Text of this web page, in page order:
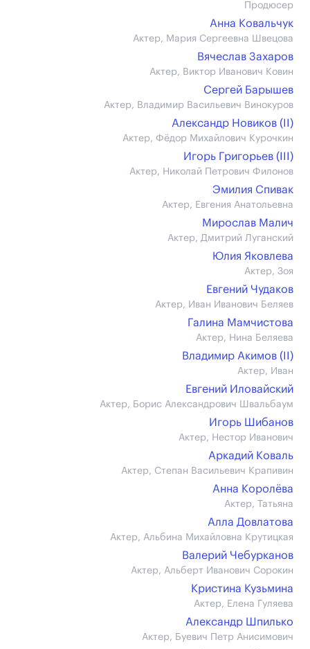
Продюсер
Анна Ковальчук
Актер, Мария Сергеевна Швецова
Вячеслав Захаров
Актер, Виктор Иванович Ковин
Сергей Барышев
Актер, Владимир Васильевич Винокуров
Александр Новиков (II)
Актер, Фёдор Михайлович Курочкин
Игорь Григорьев (III)
Актер, Николай Петрович Филонов
Эмилия Спивак
Актер, Евгения Анатольевна
Мирослав Малич
Актер, Дмитрий Луганский
Юлия Яковлева
Актер, Зоя
Евгений Чудаков
Актер, Иван Иванович Беляев
Галина Мамчистова
Актер, Нина Беляева
Владимир Акимов (II)
Актер, Иван
Евгений Иловайский
Актер, Борис Александрович Швальбаум
Игорь Шибанов
Актер, Нестор Иванович
Аркадий Коваль
Актер, Степан Васильевич Крапивин
Анна Королёва
Актер, Татьяна
Алла Довлатова
Актер, Альбина Михайловна Крутицкая
Валерий Чебурканов
Актер, Альберт Иванович Сорокин
Кристина Кузьмина
Актер, Елена Гуляева
Александр Шпилько
Актер, Буевич Петр Анисимович